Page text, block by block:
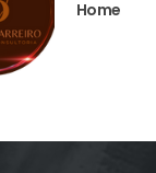
Home